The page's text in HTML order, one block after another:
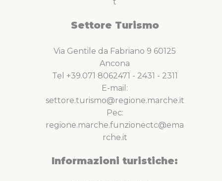
Settore Turismo
Via Gentile da Fabriano 9 60125
Ancona
Tel +39.071 8062471 - 2431 - 2311
E-mail:
settore.turismo@regione.marche.it
Pec:
regione.marche.funzionectc@ema
rche.it
Informazioni turistiche: